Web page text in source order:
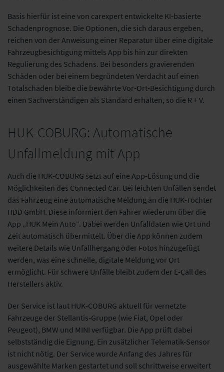
Basis hierfür ist eine von carexpert entwickelte KI-basierte
Schadenprognose. Die Optionen, die sich daraus ergeben,
reichen von der Anweisung einer Reparatur über eine digitale
Fahrzeugbesichtigung mittels App bis hin zur direkten
Regulierung des Schadens. Bei besonders gravierenden
Schäden oder bei einem begründeten Verdacht auf einen
Totalschaden bleibe die bewährte Vor-Ort-Besichtigung durch
einen Sachverständigen als Standard erhalten, so die R + V.
HUK-COBURG: Automatische
Unfallmeldung mit App
Auch die HUK-COBURG setzt auf eine App-Lösung und die
Möglichkeiten des Connected Car. Bei leichten Unfällen sendet
das Fahrzeug eine automatische Meldung an die HUK-Tochter
HDD GmbH. Diese informiert den Fahrer wiederum über die
App „HUK Mein Auto“. Dabei werden Unfalldaten wie Ort und
Zeit automatisch übermittelt. Über die App können zudem
weitere Details wie Unfallhergang oder Fotos hinzugefügt
werden, was eine schnelle, digitale Meldung vor Ort
ermöglicht. Für schwere Unfälle bleibt zudem der E-Call des
Herstellers aktiv.
Der Service ist laut HUK-COBURG aktuell für vernetzte
Fahrzeuge der Stellantis-Gruppe (wie Fiat, Opel oder
Peugeot), BMW und MINI verfügbar. Die App prüft dabei
selbstständig die Eignung. Ein zusätzlicher Telematik-Sensor
ist nicht nötig. Der Service wurde Anfang des Jahres für
ausgewählte Marken gestartet und soll schrittweise erweitert